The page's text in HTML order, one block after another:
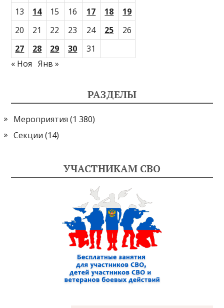
13
14 15 16 17 18
19
20
21 22 23 24 25
26
27
28 29 30
31
« Ноя
Янв »
РАЗДЕЛЫ
Мероприятия (1 380)
Секции (14)
УЧАСТНИКАМ СВО